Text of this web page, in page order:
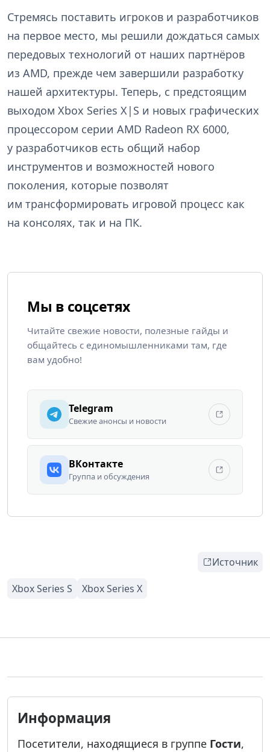
Стремясь поставить игроков и разработчиков
на первое место, мы решили дождаться самых
передовых технологий от наших партнёров
из AMD, прежде чем завершили разработку
нашей архитектуры. Теперь, с предстоящим
выходом Xbox Series X|S и новых графических
процессором серии AMD Radeon RX 6000,
у разработчиков есть общий набор
инструментов и возможностей нового
поколения, которые позволят
им трансформировать игровой процесс как
на консолях, так и на ПК.
Мы в соцсетях
Читайте свежие новости, полезные гайды и
общайтесь с единомышленниками там, где
вам удобно!
Telegram
Свежие анонсы и новости
ВКонтакте
Группа и обсуждения
Источник
Информация
Посетители, находящиеся в группе Гости,